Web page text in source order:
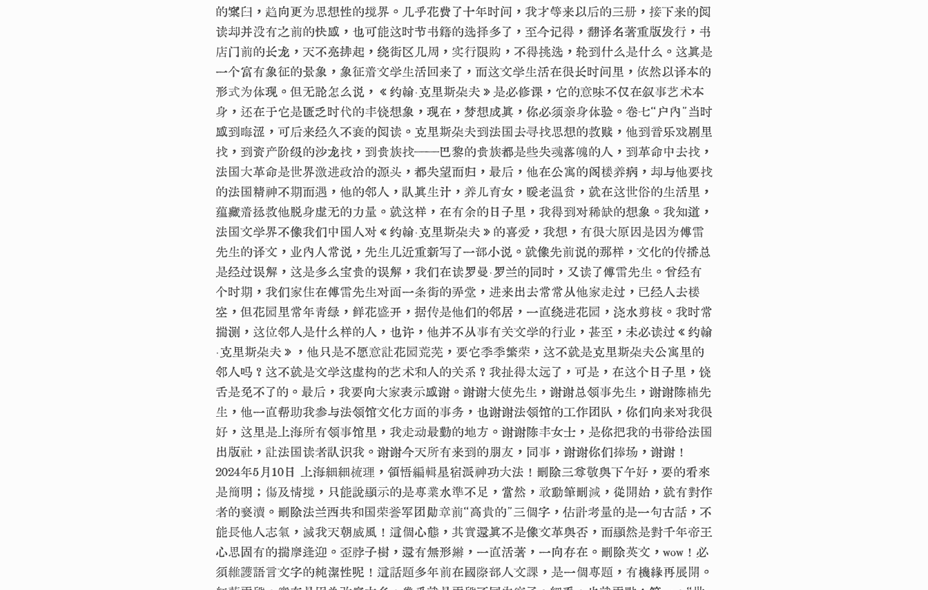
的窠臼，趋向更为思想性的境界。几乎花费了十年时间，我才等来以后的三册，接下来的阅
读却并没有之前的快感，也可能这时节书籍的选择多了，至今记得，翻译名著重版发行，书
店门前的长龙，天不亮排起，绕街区几周，实行限购，不得挑选，轮到什么是什么。这真是
一个富有象征的景象，象征着文学生活回来了，而这文学生活在很长时间里，依然以译本的
形式为体现。但无论怎么说，《约翰·克里斯朵夫》是必修课，它的意味不仅在叙事艺术本
身，还在于它是匮乏时代的丰饶想象，现在，梦想成真，你必须亲身体验。卷七“户内”当时
感到晦涩，可后来经久不衰的阅读。克里斯朵夫到法国去寻找思想的救赎，他到音乐戏剧里
找，到资产阶级的沙龙找，到贵族找——巴黎的贵族都是些失魂落魄的人，到革命中去找，
法国大革命是世界激进政治的源头，都失望而归，最后，他在公寓的阁楼养病，却与他要找
的法国精神不期而遇，他的邻人，认真生计，养儿育女，暖老温贫，就在这世俗的生活里，
蕴藏着拯救他脱身虚无的力量。就这样，在有余的日子里，我得到对稀缺的想象。我知道，
法国文学界不像我们中国人对《约翰·克里斯朵夫》的喜爱，我想，有很大原因是因为傅雷
先生的译文，业内人常说，先生几近重新写了一部小说。就像先前说的那样，文化的传播总
是经过误解，这是多么宝贵的误解，我们在读罗曼·罗兰的同时，又读了傅雷先生。曾经有
个时期，我们家住在傅雷先生对面一条街的弄堂，进来出去常常从他家走过，已经人去楼
空，但花园里常年青绿，鲜花盛开，据传是他们的邻居，一直绕进花园，浇水剪枝。我时常
揣测，这位邻人是什么样的人，也许，他并不从事有关文学的行业，甚至，未必读过《约翰
·克里斯朵夫》，他只是不愿意让花园荒芜，要它季季繁荣，这不就是克里斯朵夫公寓里的
邻人吗？这不就是文学这虚构的艺术和人的关系？我扯得太远了，可是，在这个日子里，饶
舌是免不了的。最后，我要向大家表示感谢。谢谢大使先生，谢谢总领事先生，谢谢陈楠先
生，他一直帮助我参与法领馆文化方面的事务，也谢谢法领馆的工作团队，你们向来对我很
好，这里是上海所有领事馆里，我走动最勤的地方。谢谢陈丰女士，是你把我的书带给法国
出版社，让法国读者认识我。谢谢今天所有来到的朋友，同事，谢谢你们捧场，谢谢！
2024年5月10日 上海細細梳理，領悟編輯星宿派神功大法！刪除三尊敬與下午好，要的看來
是簡明；傷及情境，只能說顯示的是專業水準不足，當然，敢動筆刪減，從開始，就有對作
者的褻瀆。刪除法兰西共和国荣誉军团勋章前“高貴的”三個字，估計考量的是一句古話，不
能長他人志氣，滅我天朝威風！這個心態，其實還真不是像文革與否，而顯然是對千年帝王
心思固有的揣摩逢迎。歪脖子樹，還有無形辮，一直活著，一向存在。刪除英文，wow！必
須維護語言文字的純潔性呢！這話題多年前在國際部人文課，是一個專題，有機緣再展開。